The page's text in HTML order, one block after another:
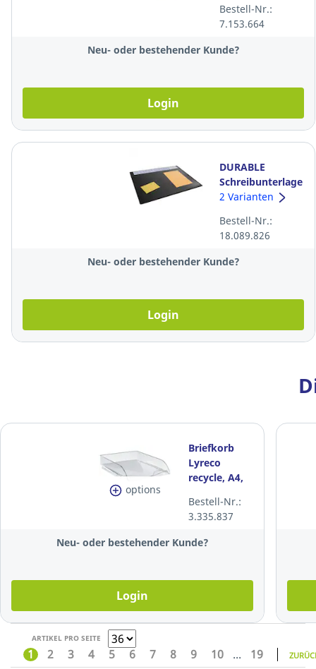
Bestell-Nr.:
7.153.664
Neu- oder bestehender Kunde?
Login
DURABLE
Schreibunterlage
722301, PP, mit
65 x 50 cm,
schwarz
2 Varianten
Bestell-Nr.:
18.089.826
Neu- oder bestehender Kunde?
Login
options
Briefkorb
Lyreco
recycle, A4,
Bestell-Nr.:
3.335.837
Neu- oder bestehender Kunde?
Login
ARTIKEL PRO SEITE
1 2 3 4 5 6 7 8 9 10 ... 19